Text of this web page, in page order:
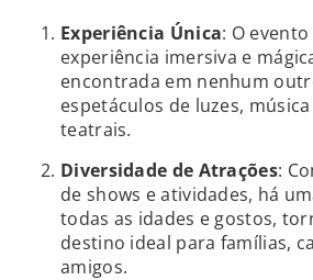
Experiência Única: O
experiência imersiva e
encontrada em nenhum
espetáculos de luzes,
teatrais.
Diversidade de Atrações:
de shows e atividades, há
todas as idades e gostos,
destino ideal para famílias,
amigos.